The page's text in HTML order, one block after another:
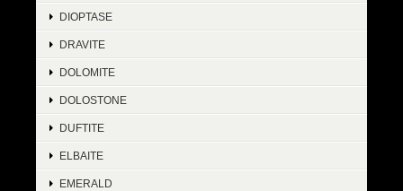
DIOPTASE
DRAVITE
DOLOMITE
DOLOSTONE
DUFTITE
ELBAITE
EMERALD